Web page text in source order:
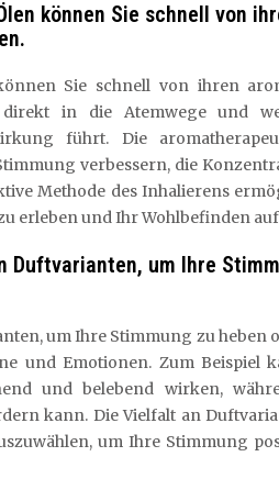
können Sie schnell von
Sie schnell von ihren
in die Atemwege und
führt. Die
verbessern, die
Methode des Inhalierens
erleben und Ihr Wohlbefinden
um Ihre
um Ihre Stimmung zu heben
und Emotionen. Zum Beispiel
und belebend wirken,
kann. Die Vielfalt an
um Ihre Stimmung